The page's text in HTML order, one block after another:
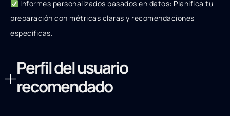
Informes personalizados basados en datos: Planifica tu
preparación con métricas claras y recomendaciones
específicas.
Perfil del usuario
recomendado